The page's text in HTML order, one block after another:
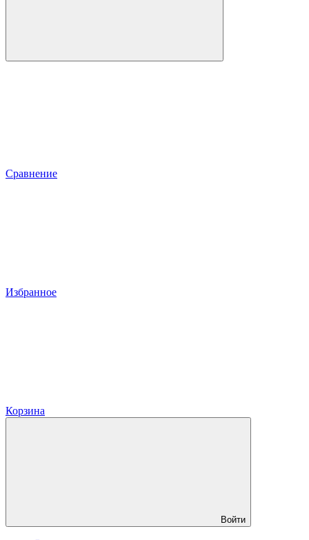
Сравнение
Избранное
Корзина
Войти